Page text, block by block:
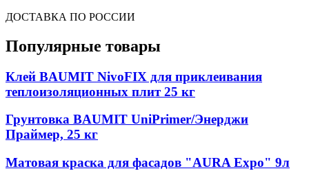
ДОСТАВКА ПО РОССИИ
Популярные товары
Клей BAUMIT NivoFIX для приклеивания
теплоизоляционных плит 25 кг
Грунтовка BAUMIT UniPrimer/Энерджи
Праймер, 25 кг
Матовая краска для фасадов "AURA Expo" 9л